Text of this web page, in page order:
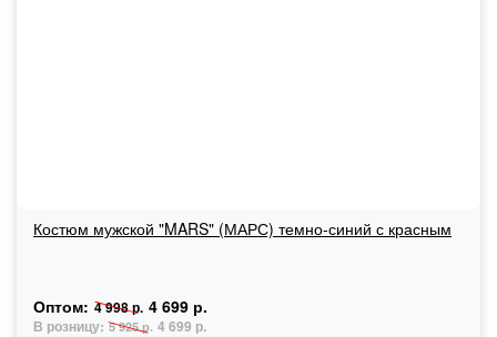
Костюм мужской "MARS" (МАРС) темно-синий с красным
Оптом: 4 998 р. 4 699 р.
В розницу: 5 925 р. 4 699 р.